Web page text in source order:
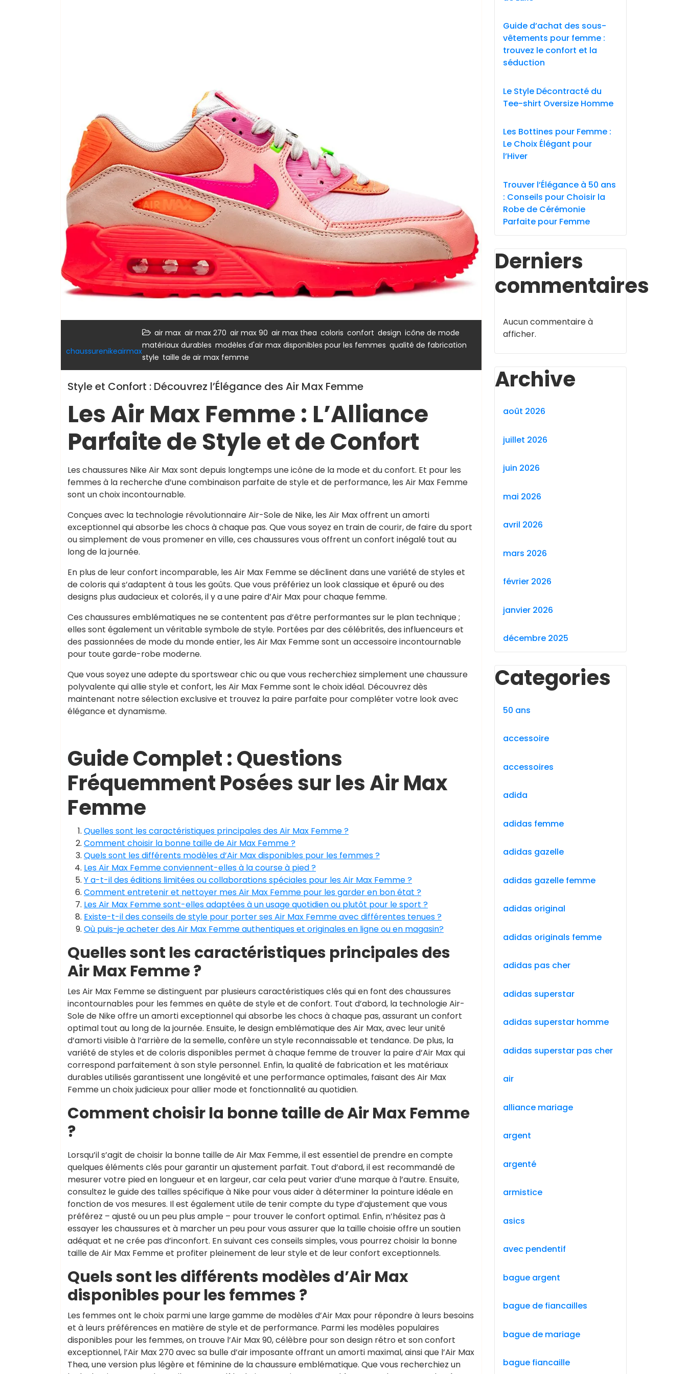
chaussurenikeairmax
air max air max 270 air max 90 air max thea coloris confort design icône de mode
matériaux durables modèles d'air max disponibles pour les femmes qualité de fabrication
style taille de air max femme
Style et Confort : Découvrez l’Élégance des Air Max Femme
Les Air Max Femme : L’Alliance
Parfaite de Style et de Confort
Les chaussures Nike Air Max sont depuis longtemps une icône de la mode et du confort. Et pour les
femmes à la recherche d’une combinaison parfaite de style et de performance, les Air Max Femme
sont un choix incontournable.
Conçues avec la technologie révolutionnaire Air-Sole de Nike, les Air Max offrent un amorti
exceptionnel qui absorbe les chocs à chaque pas. Que vous soyez en train de courir, de faire du sport
ou simplement de vous promener en ville, ces chaussures vous offrent un confort inégalé tout au
long de la journée.
En plus de leur confort incomparable, les Air Max Femme se déclinent dans une variété de styles et
de coloris qui s’adaptent à tous les goûts. Que vous préfériez un look classique et épuré ou des
designs plus audacieux et colorés, il y a une paire d’Air Max pour chaque femme.
Ces chaussures emblématiques ne se contentent pas d’être performantes sur le plan technique ;
elles sont également un véritable symbole de style. Portées par des célébrités, des influenceurs et
des passionnées de mode du monde entier, les Air Max Femme sont un accessoire incontournable
pour toute garde-robe moderne.
Que vous soyez une adepte du sportswear chic ou que vous recherchiez simplement une chaussure
polyvalente qui allie style et confort, les Air Max Femme sont le choix idéal. Découvrez dès
maintenant notre sélection exclusive et trouvez la paire parfaite pour compléter votre look avec
élégance et dynamisme.
Guide Complet : Questions
Fréquemment Posées sur les Air Max
Femme
Quelles sont les caractéristiques principales des Air Max Femme ?
Comment choisir la bonne taille de Air Max Femme ?
Quels sont les différents modèles d’Air Max disponibles pour les femmes ?
Les Air Max Femme conviennent-elles à la course à pied ?
Y a-t-il des éditions limitées ou collaborations spéciales pour les Air Max Femme ?
Comment entretenir et nettoyer mes Air Max Femme pour les garder en bon état ?
Les Air Max Femme sont-elles adaptées à un usage quotidien ou plutôt pour le sport ?
Existe-t-il des conseils de style pour porter ses Air Max Femme avec différentes tenues ?
Où puis-je acheter des Air Max Femme authentiques et originales en ligne ou en magasin?
Quelles sont les caractéristiques principales des
Air Max Femme ?
Les Air Max Femme se distinguent par plusieurs caractéristiques clés qui en font des chaussures
incontournables pour les femmes en quête de style et de confort. Tout d’abord, la technologie Air-
Sole de Nike offre un amorti exceptionnel qui absorbe les chocs à chaque pas, assurant un confort
optimal tout au long de la journée. Ensuite, le design emblématique des Air Max, avec leur unité
d’amorti visible à l’arrière de la semelle, confère un style reconnaissable et tendance. De plus, la
variété de styles et de coloris disponibles permet à chaque femme de trouver la paire d’Air Max qui
correspond parfaitement à son style personnel. Enfin, la qualité de fabrication et les matériaux
durables utilisés garantissent une longévité et une performance optimales, faisant des Air Max
Femme un choix judicieux pour allier mode et fonctionnalité au quotidien.
Comment choisir la bonne taille de Air Max Femme
?
Lorsqu’il s’agit de choisir la bonne taille de Air Max Femme, il est essentiel de prendre en compte
quelques éléments clés pour garantir un ajustement parfait. Tout d’abord, il est recommandé de
mesurer votre pied en longueur et en largeur, car cela peut varier d’une marque à l’autre. Ensuite,
consultez le guide des tailles spécifique à Nike pour vous aider à déterminer la pointure idéale en
fonction de vos mesures. Il est également utile de tenir compte du type d’ajustement que vous
préférez – ajusté ou un peu plus ample – pour trouver le confort optimal. Enfin, n’hésitez pas à
essayer les chaussures et à marcher un peu pour vous assurer que la taille choisie offre un soutien
adéquat et ne crée pas d’inconfort. En suivant ces conseils simples, vous pourrez choisir la bonne
taille de Air Max Femme et profiter pleinement de leur style et de leur confort exceptionnels.
Quels sont les différents modèles d’Air Max
disponibles pour les femmes ?
Les femmes ont le choix parmi une large gamme de modèles d’Air Max pour répondre à leurs besoins
et à leurs préférences en matière de style et de performance. Parmi les modèles populaires
disponibles pour les femmes, on trouve l’Air Max 90, célèbre pour son design rétro et son confort
exceptionnel, l’Air Max 270 avec sa bulle d’air imposante offrant un amorti maximal, ainsi que l’Air Max
Thea, une version plus légère et féminine de la chaussure emblématique. Que vous recherchiez un
Guide d’achat des sous-
vêtements pour femme :
trouvez le confort et la
séduction
Le Style Décontracté du
Tee-shirt Oversize Homme
Les Bottines pour Femme :
Le Choix Élégant pour
l’Hiver
Trouver l’Élégance à 50 ans
: Conseils pour Choisir la
Robe de Cérémonie
Parfaite pour Femme
Derniers
commentaires
Aucun commentaire à
afficher.
Archive
août 2026
juillet 2026
juin 2026
mai 2026
avril 2026
mars 2026
février 2026
janvier 2026
décembre 2025
Categories
50 ans
accessoire
accessoires
adida
adidas femme
adidas gazelle
adidas gazelle femme
adidas original
adidas originals femme
adidas pas cher
adidas superstar
adidas superstar homme
adidas superstar pas cher
air
alliance mariage
argent
argenté
armistice
asics
avec pendentif
bague argent
bague de fiancailles
bague de mariage
bague fiancaille